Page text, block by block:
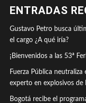
ENTRADAS
Gustavo Petro busca
el cargo ¿A qué iría?
¡Bienvenidos a las 53ª
Fuerza Pública neutraliza
experto en explosivos
Bogotá recibe el